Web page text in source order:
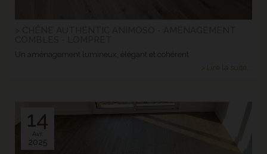
Un aménagement lumineux, élégant et cohérent
> Lire la suite...
14
Avr.
2025